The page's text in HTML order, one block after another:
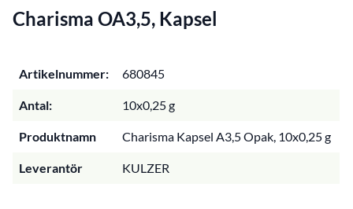
Charisma OA3,5, Kapsel
Artikelnummer: 680845
Antal: 10x0,25 g
Produktnamn Charisma Kapsel A3,5 Opak, 10x0,25 g
Leverantör KULZER